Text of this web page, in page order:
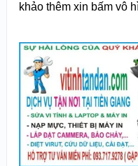
khảo thêm xin bấm vô